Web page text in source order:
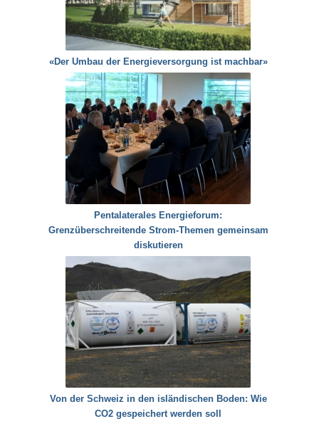
«Der Umbau der Energieversorgung ist machbar»
Pentalaterales Energieforum:
Grenzüberschreitende Strom-Themen gemeinsam
diskutieren
Von der Schweiz in den isländischen Boden: Wie
CO2 gespeichert werden soll